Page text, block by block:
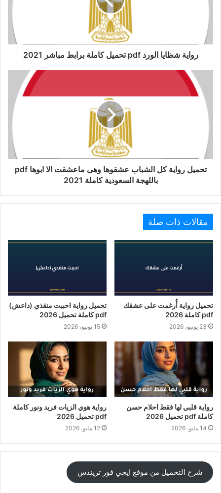
رواية شظايا الورد pdf تحميل كاملة برابط مباشر 2021
تحميل رواية كل الشباب عشقوها وهى ماعشقت الا ابوها pdf
باللهجة السعودية كاملة 2021
مقالات ذات صلة
تحميل رواية أُرغمت على عشقك
pdf كاملة 2026
23 يونيو، 2026
تحميل رواية احببت منقذي (داعش)
pdf كاملة تحميل 2026
15 يونيو، 2026
رواية قلبي لها فقط احلام حسن
كاملة pdf تحميل 2026
14 مايو، 2026
رواية هوي الزيات فريد ونور كاملة
pdf تحميل 2026
12 مايو، 2026
شرح التحميل من موقع ايجي فور تريندس